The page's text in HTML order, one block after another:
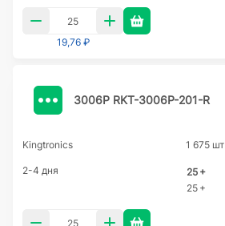
19,76 ₽
3006P RKT-3006P-201-R
Kingtronics 1 675 шт
2-4 дня 25 +
25 +